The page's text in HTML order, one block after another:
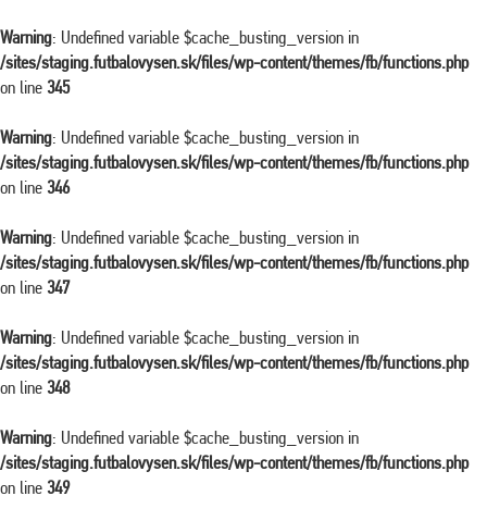
Warning: Undefined variable $cache_busting_version in
/sites/staging.futbalovysen.sk/files/wp-content/themes/fb/functions.php
on line 345
Warning: Undefined variable $cache_busting_version in
/sites/staging.futbalovysen.sk/files/wp-content/themes/fb/functions.php
on line 346
Warning: Undefined variable $cache_busting_version in
/sites/staging.futbalovysen.sk/files/wp-content/themes/fb/functions.php
on line 347
Warning: Undefined variable $cache_busting_version in
/sites/staging.futbalovysen.sk/files/wp-content/themes/fb/functions.php
on line 348
Warning: Undefined variable $cache_busting_version in
/sites/staging.futbalovysen.sk/files/wp-content/themes/fb/functions.php
on line 349